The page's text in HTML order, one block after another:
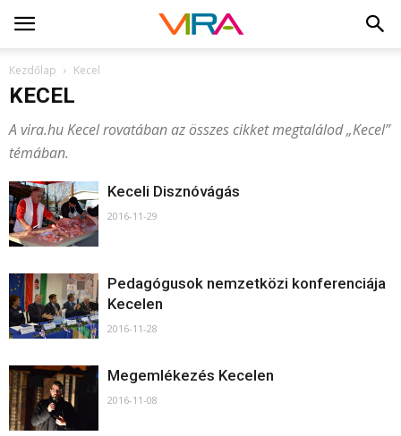
Kezdőlap Kecel
KECEL
A vira.hu Kecel rovatában az összes cikket megtalálod „Kecel”
témában.
Keceli Disznóvágás
2016-11-29
Pedagógusok nemzetközi konferenciája
Kecelen
2016-11-28
Megemlékezés Kecelen
2016-11-08